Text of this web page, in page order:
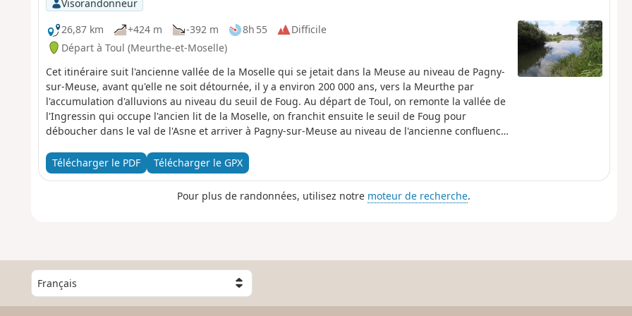
Visorandonneur
26,87 km
+424 m -392 m 8h 55
Difficile
Départ à Toul (Meurthe-et-Moselle)
Cet itinéraire suit l'ancienne vallée de la Moselle qui se jetait dans la Meuse au niveau de Pagny-
sur-Meuse, avant qu'elle ne soit détournée, il y a environ 200 000 ans, vers la Meurthe par
l'accumulation d'alluvions au niveau du seuil de Foug. Au départ de Toul, on remonte la vallée de
l'Ingressin qui occupe l'ancien lit de la Moselle, on franchit ensuite le seuil de Foug pour
déboucher dans le val de l'Asne et arriver à Pagny-sur-Meuse au niveau de l'ancienne confluence
Télécharger le PDF
Télécharger le GPX
Pour plus de randonnées, utilisez notre moteur de recherche.
C
h
o